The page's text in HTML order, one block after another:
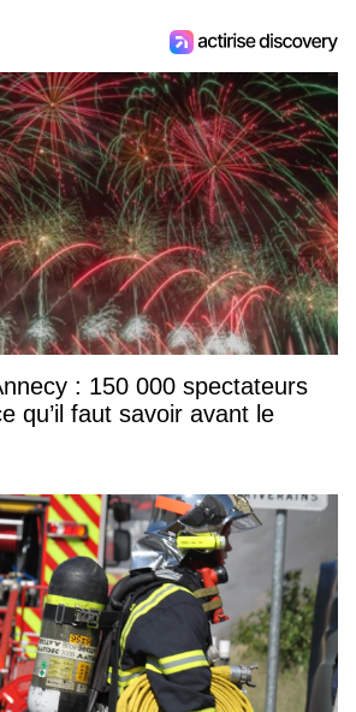
: 150 000 spectateurs
qu’il faut savoir avant le